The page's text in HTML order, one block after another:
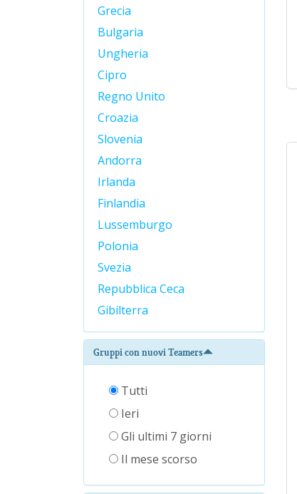
Grecia
Bulgaria
Ungheria
Cipro
Regno Unito
Croazia
Slovenia
Andorra
Irlanda
Finlandia
Lussemburgo
Polonia
Svezia
Repubblica Ceca
Gibilterra
Gruppi con nuovi Teamers
Tutti
Ieri
Gli ultimi 7 giorni
Il mese scorso